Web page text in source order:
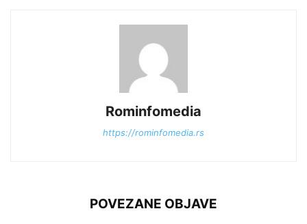
Rominfomedia
https://rominfomedia.rs
POVEZANE OBJAVE